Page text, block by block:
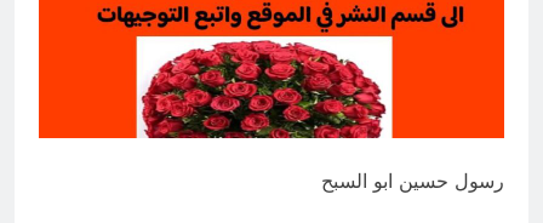
بالعراق (جر الشيعة..لحرب مع سوريا
الجولاني) و(قصف السعودية) و(استهداف
الامريكان..والتهديد باجتياح الكويت)
10 ساعات Ago
ماذا لو..تحليل حالة البنية الأسلامية
بأستبعاد العترة النبوية الطاهرة من
المشهد الأسلامي..!!
10 ساعات Ago
رسول حسين ابو السبح